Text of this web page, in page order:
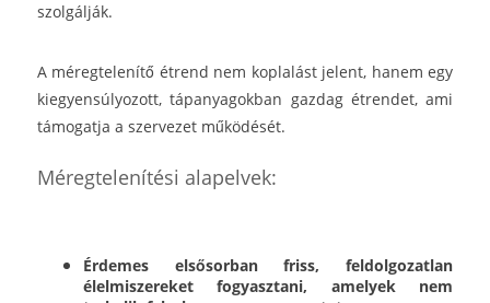
szolgálják.
A méregtelenítő étrend nem koplalást jelent, hanem egy
kiegyensúlyozott, tápanyagokban gazdag étrendet, ami
támogatja a szervezet működését.
Méregtelenítési alapelvek:
Érdemes elsősorban friss, feldolgozatlan
élelmiszereket fogyasztani, amelyek nem